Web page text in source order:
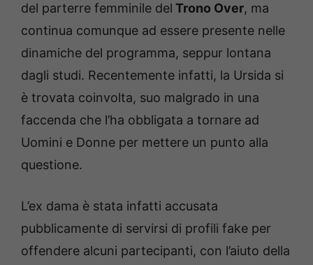
del parterre femminile del Trono Over, ma
continua comunque ad essere presente nelle
dinamiche del programma, seppur lontana
dagli studi. Recentemente infatti, la Ursida si
è trovata coinvolta, suo malgrado in una
faccenda che l’ha obbligata a tornare ad
Uomini e Donne per mettere un punto alla
questione.
L’ex dama è stata infatti accusata
pubblicamente di servirsi di profili fake per
offendere alcuni partecipanti, con l’aiuto della